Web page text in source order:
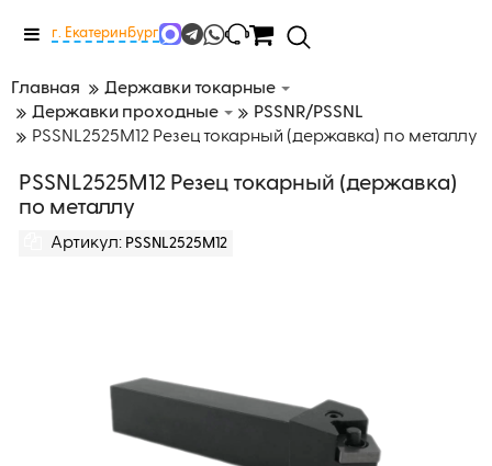
Меню
г. Екатеринбург
Главная
Державки токарные
Державки проходные
PSSNR/PSSNL
PSSNL2525M12 Резец токарный (державка) по металлу
PSSNL2525M12 Резец токарный (державка)
по металлу
Артикул: PSSNL2525M12